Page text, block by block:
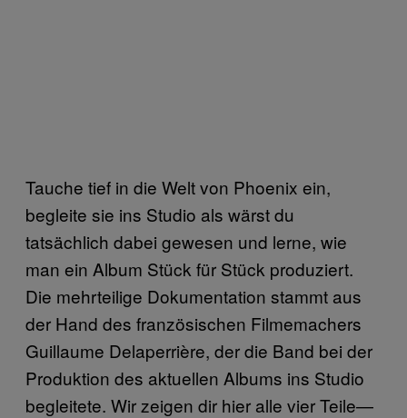
Tauche tief in die Welt von Phoenix ein,
begleite sie ins Studio als wärst du
tatsächlich dabei gewesen und lerne, wie
man ein Album Stück für Stück produziert.
Die mehrteilige Dokumentation stammt aus
der Hand des französischen Filmemachers
Guillaume Delaperrière, der die Band bei der
Produktion des aktuellen Albums ins Studio
begleitete. Wir zeigen dir hier alle vier Teile—